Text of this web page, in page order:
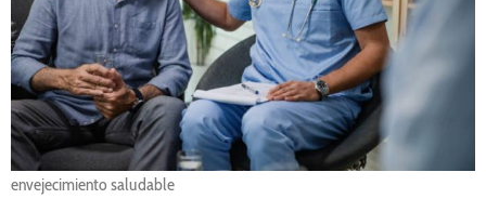
envejecimiento saludable